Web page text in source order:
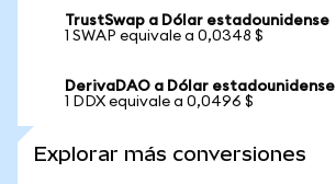
TrustSwap a Dólar estadounidense
1 SWAP equivale a 0,0348 $
DerivaDAO a Dólar estadounidense
1 DDX equivale a 0,0496 $
Explorar más conversiones